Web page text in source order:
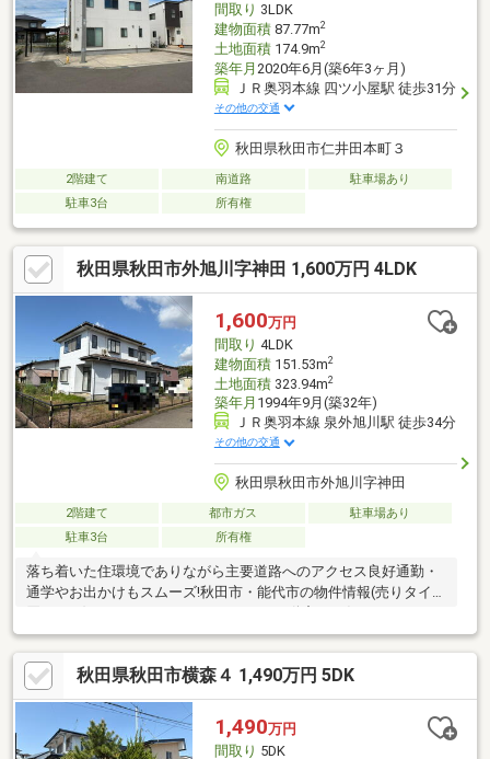
間取り 3LDK
建物面積87.77m2
土地面積174.9m2
築年月 2020年6月(築6年3ヶ月)
ＪＲ奥羽本線 四ツ小屋駅 徒歩31分
その他の交通
秋田県秋田市仁井田本町３
2階建て 南道路
駐車場あり
駐車3台
所有権
秋田県秋田市外旭川字神田 1,600万円 4LDK
1,600万円
間取り 4LDK
建物面積151.53m2
土地面積323.94m2
築年月 1994年9月(築32年)
ＪＲ奥羽本線 泉外旭川駅 徒歩34分
その他の交通
秋田県秋田市外旭川字神田
2階建て 都市ガス
駐車場あり
駐車3台
所有権
落ち着いた住環境でありながら主要道路へのアクセス良好通勤・
通学やお出かけもスムーズ!秋田市・能代市の物件情報(売りタイ・
秋田県秋田市横森４ 1,490万円 5DK
1,490万円
間取り 5DK